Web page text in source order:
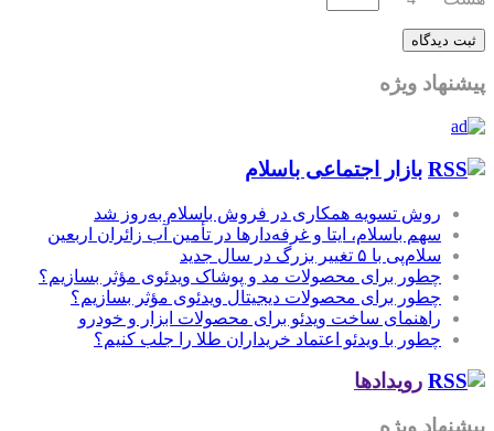
پیشنهاد ویژه
بازار اجتماعی باسلام
روش تسویه همکاری در فروش باسلام به‌روز شد
سهم باسلام، ایتا و غرفه‌دارها در تأمین آب زائران اربعین
سلام‌پی با ۵ تغییر بزرگ در سال جدید
چطور برای محصولات مد و پوشاک ویدئوی مؤثر بسازیم؟
چطور برای محصولات دیجیتال ویدئوی مؤثر بسازیم؟
راهنمای ساخت ویدئو برای محصولات ابزار و خودرو
چطور با ویدئو اعتماد خریداران طلا را جلب کنیم؟
رویدادها
پیشنهاد ویژه